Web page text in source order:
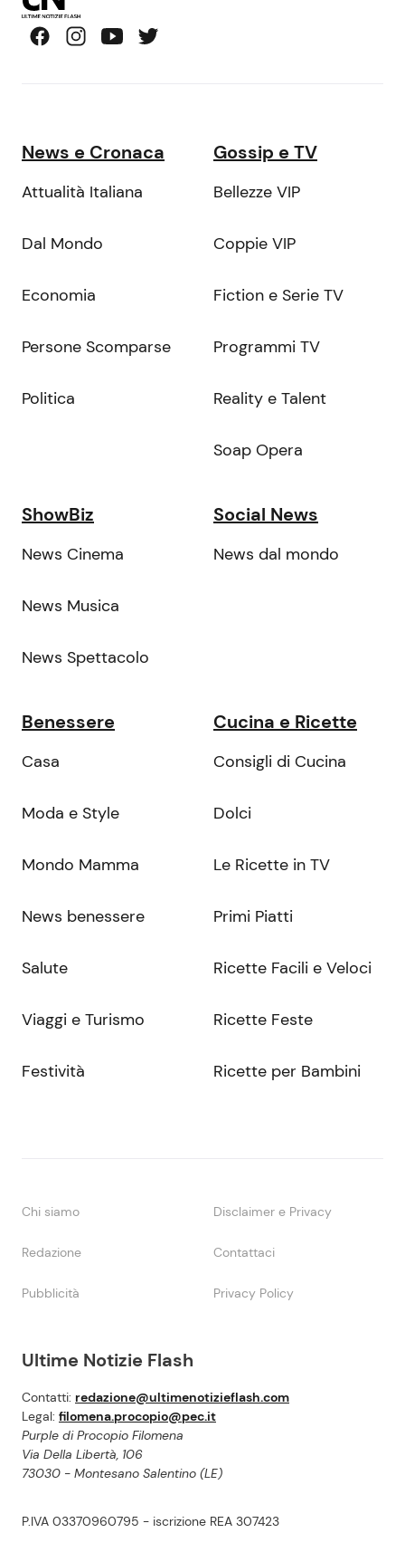
Ultime Notizie Flash
Contatti: redazione@ultimenotizieflash.com
Legal: filomena.procopio@pec.it
Purple di Procopio Filomena
Via Della Libertà, 106
73030 - Montesano Salentino (LE)
P.IVA 03370960795 - iscrizione REA 307423
News e Cronaca
Attualità Italiana
Dal Mondo
Economia
Persone Scomparse
Politica
Gossip e TV
Bellezze VIP
Coppie VIP
Fiction e Serie TV
Programmi TV
Reality e Talent
Soap Opera
ShowBiz
News Cinema
News Musica
News Spettacolo
Social News
News dal mondo
Benessere
Casa
Moda e Style
Mondo Mamma
News benessere
Salute
Viaggi e Turismo
Festività
Cucina e Ricette
Consigli di Cucina
Dolci
Le Ricette in TV
Primi Piatti
Ricette Facili e Veloci
Ricette Feste
Ricette per Bambini
Chi siamo Disclaimer e Privacy
Redazione Contattaci
Pubblicità Privacy Policy